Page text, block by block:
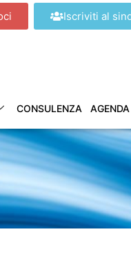
Iscriviti al
CONSULENZA